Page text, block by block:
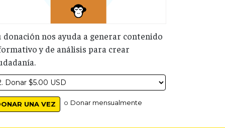
donación nos ayuda a generar contenido
y de análisis para crear
o Donar mensualmente